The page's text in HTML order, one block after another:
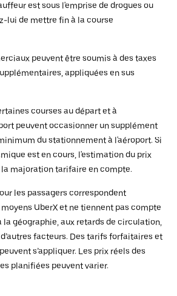
est sous l'emprise de drogues ou
lui de mettre fin à la course
peuvent être soumis à des taxes
appliquées en sus
courses au départ et à
peuvent occasionner un supplément
du stationnement à l'aéroport. Si
est en cours, l'estimation du prix
la majoration tarifaire en compte.
les passagers correspondent
UberX et ne tiennent pas compte
géographie, aux retards de circulation,
facteurs. Des tarifs forfaitaires et
s’appliquer. Les prix réels des
planifiées peuvent varier.